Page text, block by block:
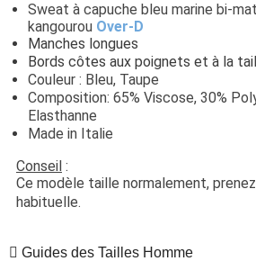
Sweat à capuche bleu marine bi-
kangourou Over-D
Manches longues
Bords côtes aux poignets et à la
Couleur : Bleu, Taupe
Composition: 65% Viscose, 30%
Elasthanne
Made in Italie
Conseil :
Ce modèle taille normalement,
habituelle.
Guides des Tailles Homme